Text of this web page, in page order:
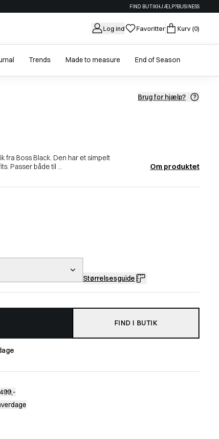
FIND BUTIKHJÆLP?BUSINESS
Log ind Favoritter Kurv(0)
Trends Made to measure End of Season
Brug for hjælp?
fra Boss Black. Den har et simpelt
Passer både til ...
Om produktet
Størrelsesguide
FIND I BUTIK